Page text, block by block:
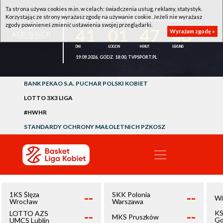
1KS ŚLĘZA WROCŁAW - LOTTO AZS UMCS LUBLIN
46
19.09.2026, GODZ. 18:00, TVPSPORT.PL
BANK PEKAO S.A. PUCHAR POLSKI KOBIET
LOTTO 3X3 LIGA
#HWHR
STANDARDY OCHRONY MAŁOLETNICH PZKOSZ
1KS Ślęza
Wrocław
--
LOTTO AZS
UMCS Lublin
--
SKK Polonia
Warszawa
--
MKS Pruszków --
Ta strona używa cookies m.in. w celach: świadczenia usług, reklamy, statystyk.
Korzystając ze strony wyrażasz zgodę na używanie cookie. Jeżeli nie wyrażasz
zgody powinieneś zmienić ustawienia swojej przeglądarki.
Wyrażam zgodę »